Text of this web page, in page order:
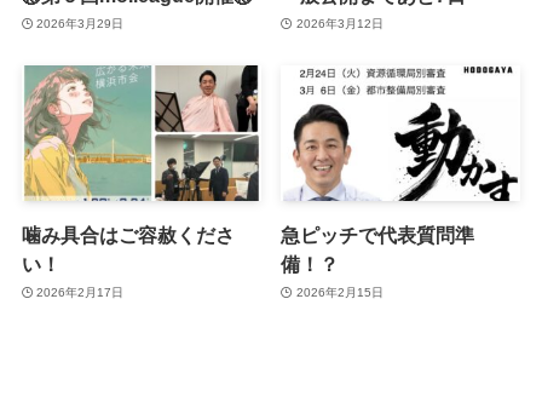
2026年3月29日 2026年3月12日
噛み具合はご容赦くださ
い！
2026年2月17日
急ピッチで代表質問準
備！？
2026年2月15日